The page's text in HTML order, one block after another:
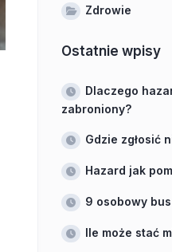
Zdrowie
Ostatnie wpisy
Dlaczego
zabroniony?
Gdzie zgłosić
Hazard jak
9 osobowy
Ile może stać